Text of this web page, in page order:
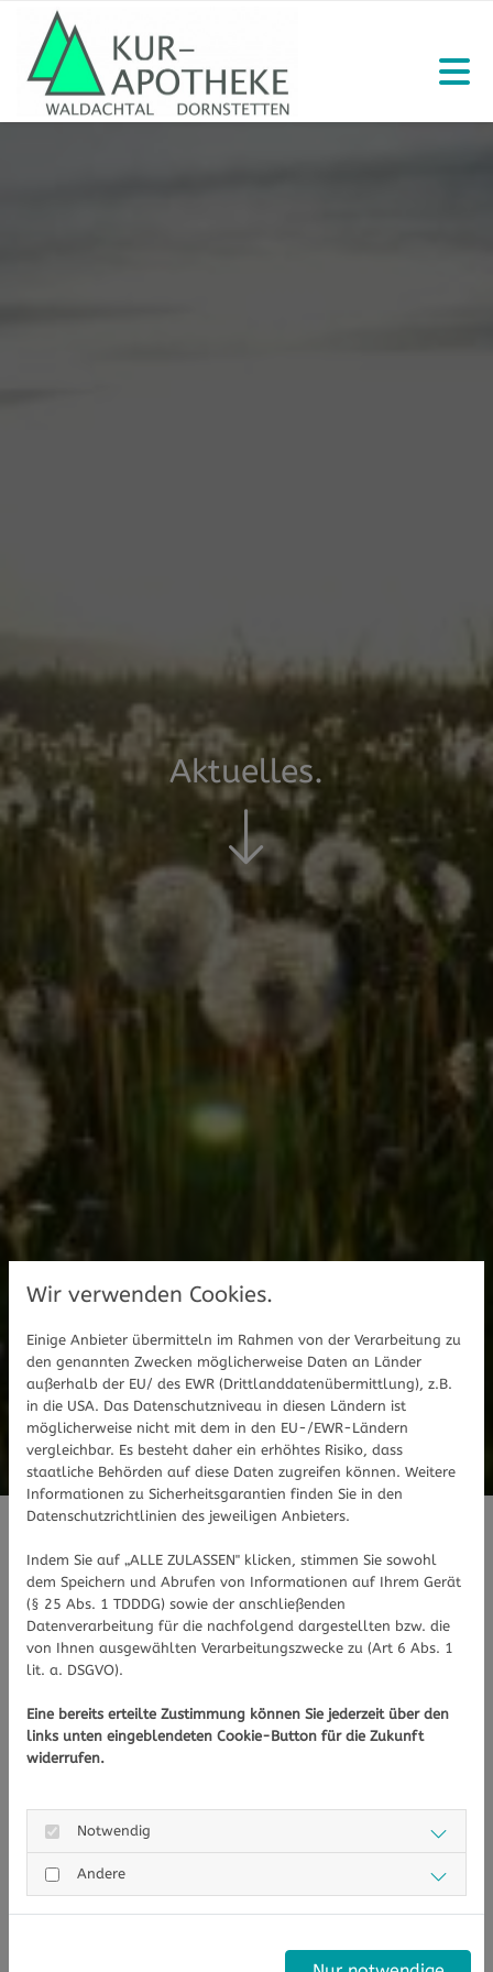
Aktuelles.
Mit unseren Inhalten bieten wir
Ihnen Mehrwert - weil uns Ihre
Gesundheit am Herzen liegt.
Hier informieren wir Sie über diverse
gesundheitliche Themen und die aktuellsten
News aus unseren Apotheken.
Wir verwenden Cookies.
Einige Anbieter übermitteln im Rahmen von der Verarbeitung zu
den genannten Zwecken möglicherweise Daten an Länder
außerhalb der EU/ des EWR (Drittlanddatenübermittlung), z.B.
in die USA. Das Datenschutzniveau in diesen Ländern ist
möglicherweise nicht mit dem in den EU-/EWR-Ländern
vergleichbar. Es besteht daher ein erhöhtes Risiko, dass
staatliche Behörden auf diese Daten zugreifen können. Weitere
Informationen zu Sicherheitsgarantien finden Sie in den
Datenschutzrichtlinien des jeweiligen Anbieters.
Indem Sie auf „ALLE ZULASSEN" klicken, stimmen Sie sowohl
dem Speichern und Abrufen von Informationen auf Ihrem Gerät
(§ 25 Abs. 1 TDDDG) sowie der anschließenden
Datenverarbeitung für die nachfolgend dargestellten bzw. die
von Ihnen ausgewählten Verarbeitungszwecke zu (Art 6 Abs. 1
lit. a. DSGVO).
Eine bereits erteilte Zustimmung können Sie jederzeit über den
links unten eingeblendeten Cookie-Button für die Zukunft
widerrufen.
Notwendig
Andere